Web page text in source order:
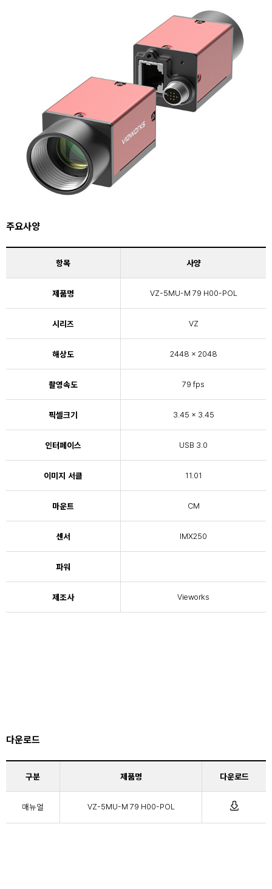
주요사양
항목 사양
제품명 VZ-5MU-M 79 H00-POL
시리즈 VZ
해상도 2448 × 2048
촬영속도 79 fps
픽셀크기 3.45 x 3.45
인터페이스 USB 3.0
이미지 서클 11.01
마운트 CM
센서 IMX250
파워
제조사 Vieworks
다운로드
구분 제품명 다운로드
매뉴얼 VZ-5MU-M 79 H00-POL